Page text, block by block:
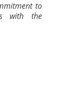
to
with the